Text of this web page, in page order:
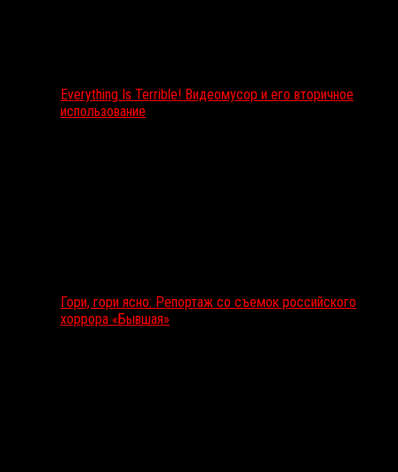
Everything Is Terrible! Видеомусор и его вторичное
использование
Гори, гори ясно: Репортаж со съемок российского
хоррора «Бывшая»